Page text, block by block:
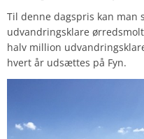
Til denne dagspris kan man
udvandringsklare
halv million
hvert år udsættes på Fyn.